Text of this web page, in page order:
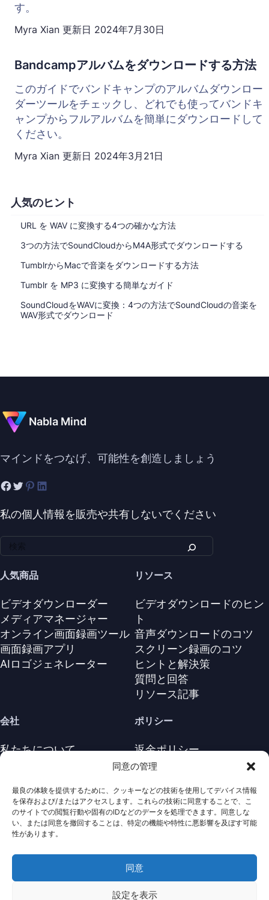
同意の管理
最良の体験を提供するために、クッキーなどの技術を使用してデバイス情報
を保存および/またはアクセスします。これらの技術に同意することで、こ
のサイトでの閲覧行動や固有のIDなどのデータを処理できます。同意しな
い、または同意を撤回することは、特定の機能や特性に悪影響を及ぼす可能
性があります。
同意
設定を表示
人気のヒント
URL を WAV に変換する4つの確かな方法
3つの方法でSoundCloudからM4A形式でダウンロードする
TumblrからMacで音楽をダウンロードする方法
Tumblr を MP3 に変換する簡単なガイド
SoundCloudをWAVに変換：4つの方法でSoundCloudの音楽を
WAV形式でダウンロード
す。
Myra Xian 更新日 2024年7月30日
Bandcampアルバムをダウンロードする方法
このガイドでバンドキャンプのアルバムダウンロー
ダーツールをチェックし、どれでも使ってバンドキ
ャンプからフルアルバムを簡単にダウンロードして
ください。
Myra Xian 更新日 2024年3月21日
Nabla Mind
マインドをつなげ、可能性を創造しましょう
私の個人情報を販売や共有しないでください
人気商品
ビデオダウンローダー
メディアマネージャー
オンライン画面録画ツール
画面録画アプリ
AIロゴジェネレーター
リソース
ビデオダウンロードのヒン
ト
音声ダウンロードのコツ
スクリーン録画のコツ
ヒントと解決策
質問と回答
リソース記事
会社
私たちについて
ポリシー
返金ポリシー
プライバシーポリシー
利用規約
アンインストール
Cookieポリシ
2026
Mind
· 著作権は全て保護されていま
す。